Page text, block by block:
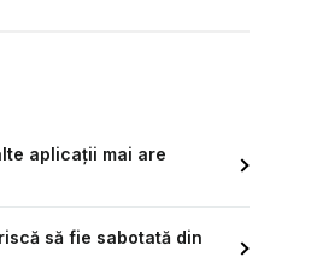
aplicații mai are
să fie sabotată din